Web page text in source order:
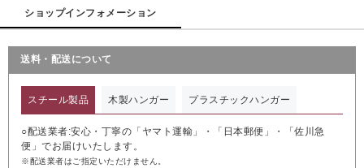
ショップインフォメーション
送料・配送について
スチール製品 木製ハンガー プラスチックハンガー
○配送業者:安心・丁寧の「ヤマト運輸」・「日本郵便」・「佐川急
便」でお届けいたします。
※配送業者はご指定いただけません。